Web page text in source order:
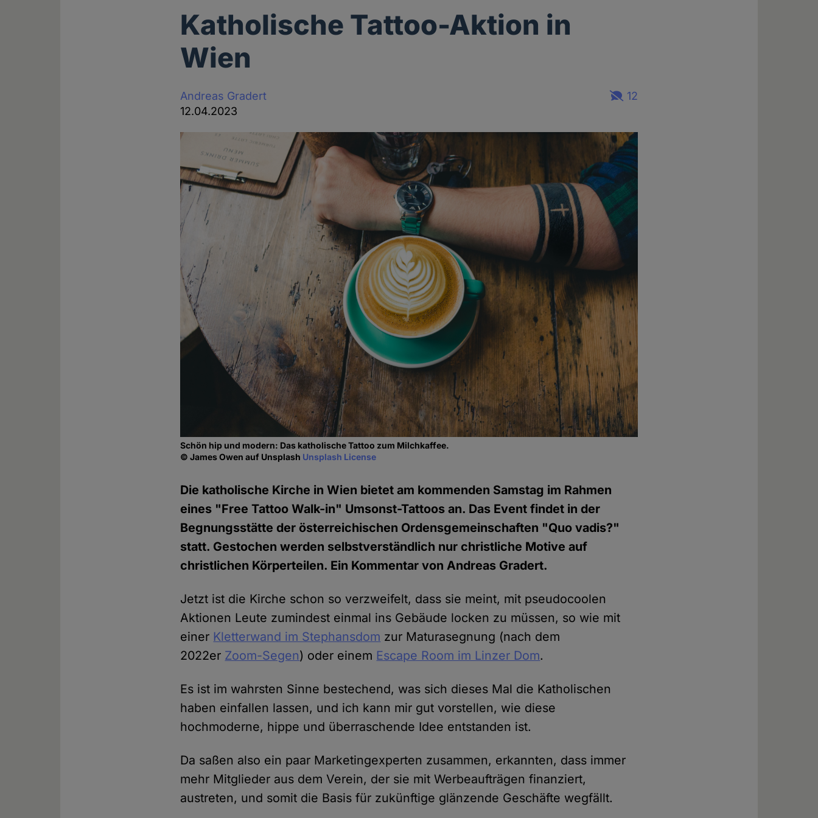
Katholische Tattoo-Aktion in
Wien
Andreas Gradert
12.04.2023
12
Schön hip und modern: Das katholische Tattoo zum Milchkaffee.
© James Owen auf Unsplash Unsplash License
Die katholische Kirche in Wien bietet am kommenden Samstag im Rahmen
eines "Free Tattoo Walk-in" Umsonst-Tattoos an. Das Event findet in der
Begnungsstätte der österreichischen Ordensgemeinschaften "Quo vadis?"
statt. Gestochen werden selbstverständlich nur christliche Motive auf
christlichen Körperteilen. Ein Kommentar von Andreas Gradert.
Jetzt ist die Kirche schon so verzweifelt, dass sie meint, mit pseudocoolen
Aktionen Leute zumindest einmal ins Gebäude locken zu müssen, so wie mit
einer Kletterwand im Stephansdom zur Maturasegnung (nach dem
2022er Zoom-Segen) oder einem Escape Room im Linzer Dom.
Es ist im wahrsten Sinne bestechend, was sich dieses Mal die Katholischen
haben einfallen lassen, und ich kann mir gut vorstellen, wie diese
hochmoderne, hippe und überraschende Idee entstanden ist.
Da saßen also ein paar Marketingexperten zusammen, erkannten, dass immer
mehr Mitglieder aus dem Verein, der sie mit Werbeaufträgen finanziert,
austreten, und somit die Basis für zukünftige glänzende Geschäfte wegfällt.